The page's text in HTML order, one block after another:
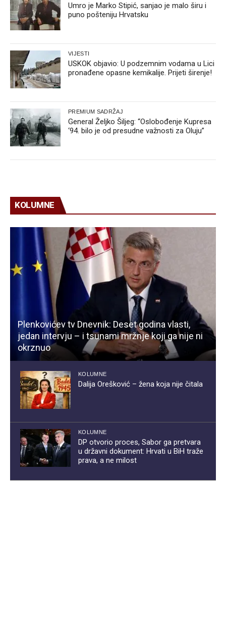
Umro je Marko Stipić, sanjao je malo širu i
puno pošteniju Hrvatsku
VIJESTI
USKOK objavio: U podzemnim vodama u Lici
pronađene opasne kemikalije. Prijeti širenje!
PREMIUM SADRŽAJ
General Željko Šiljeg: “Oslobođenje Kupresa
‘94. bilo je od presudne važnosti za Oluju”
KOLUMNE
Plenkovićev tv Dnevnik: Deset godina vlasti,
jedan intervju – i tsunami mržnje koji ga nije ni
okrznuo
KOLUMNE
Dalija Orešković – žena koja nije čitala
KOLUMNE
DP otvorio proces, Sabor ga pretvara
u državni dokument: Hrvati u BiH traže
prava, a ne milost